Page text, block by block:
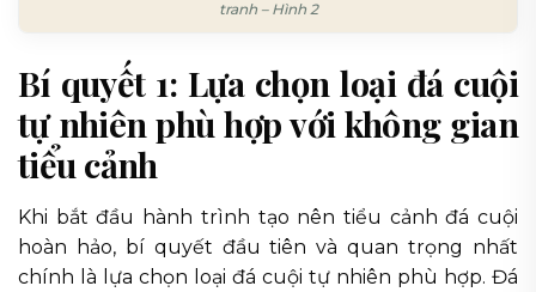
tranh – Hình 2
Bí quyết 1: Lựa chọn loại đá cuội
tự nhiên phù hợp với không gian
tiểu cảnh
Khi bắt đầu hành trình tạo nên tiểu cảnh đá cuội
hoàn hảo, bí quyết đầu tiên và quan trọng nhất
chính là lựa chọn loại đá cuội tự nhiên phù hợp. Đá